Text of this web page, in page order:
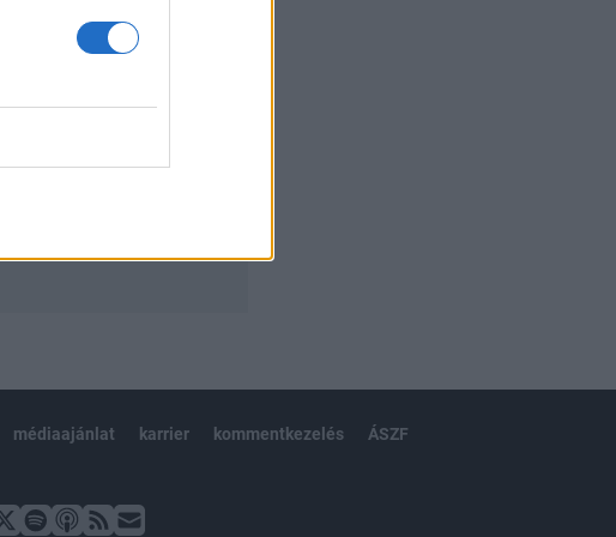
médiaajánlat karrier kommentkezelés ÁSZF